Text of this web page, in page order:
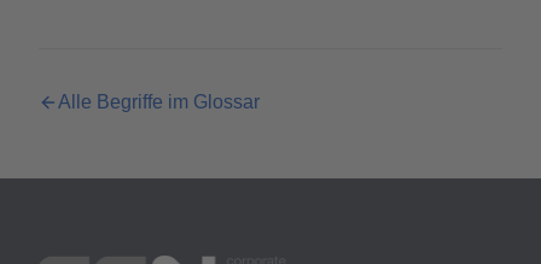
Alle Begriffe im Glossar